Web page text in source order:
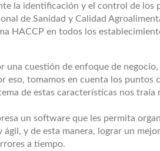
la identificación y el control de los
de Sanidad y Calidad
HACCP en todos los
una cuestión de enfoque de
eso, tomamos en cuenta los puntos
de estas características nos traía
un software que les permita
y de esta manera, lograr un
a tiempo.